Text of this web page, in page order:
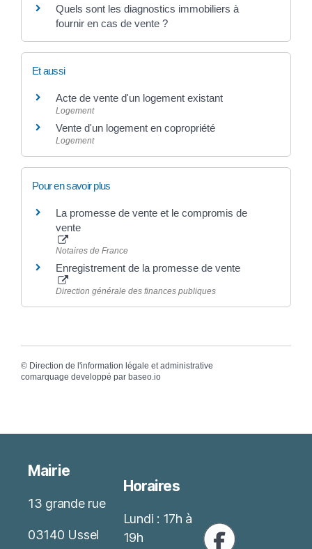
Quels sont les diagnostics immobiliers à
fournir en cas de vente ?
Et aussi
Acte de vente d'un logement existant
Logement
Vente d'un logement en copropriété
Logement
Pour en savoir plus
La promesse de vente et le compromis de
vente
Notaires de France
Enregistrement de la promesse de vente
Direction générale des finances publiques
© Direction de l'information légale et administrative
comarquage developpé par baseo.io
Mairie
13 grande rue
03140 Ussel
Horaires
Lundi : 17h à
19h